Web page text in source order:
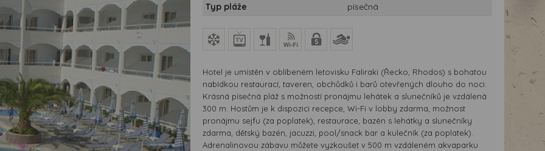
Typ pláže
písečná
Hotel je umístěn v oblíbeném letovisku Faliraki (Řecko, Rhodos) s bohatou
nabídkou restaurací, taveren, obchůdků i barů otevřených dlouho do noci.
Krásná písečná pláž s možností pronájmu lehátek a slunečníků je vzdálená
300 m. Hostům je k dispozici recepce, Wi-Fi v lobby zdarma, možnost
pronájmu sejfu (za poplatek), restaurace, bazén s lehátky a slunečníky
zdarma, dětský bazén, jacuzzi, pool/snack bar a kulečník (za poplatek).
Adrenalinovou zábavu můžete vyzkoušet v 500 m vzdáleném akvaparku